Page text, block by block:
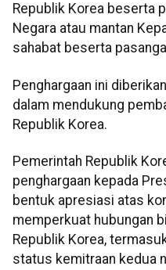
Republik Korea beserta
Negara atau mantan
sahabat beserta
Penghargaan ini
dalam mendukung
Republik Korea.
Pemerintah Republik
penghargaan kepada
bentuk apresiasi atas
memperkuat hubungan
Republik Korea,
status kemitraan kedua